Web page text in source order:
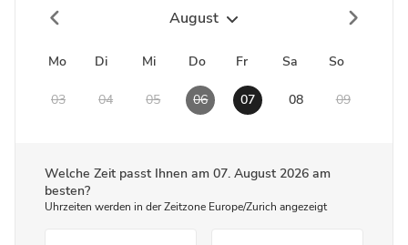
August
Mo Di Mi Do Fr Sa So
03 04 05 06 07 08 09
Welche Zeit passt Ihnen am 07. August 2026 am
besten?
Uhrzeiten werden in der Zeitzone Europe/Zurich angezeigt